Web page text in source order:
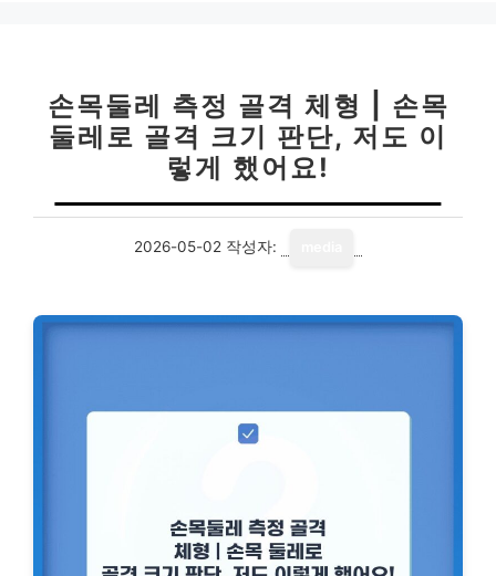
손목둘레 측정 골격 체형 | 손목
둘레로 골격 크기 판단, 저도 이
렇게 했어요!
2026-05-02 작성자: